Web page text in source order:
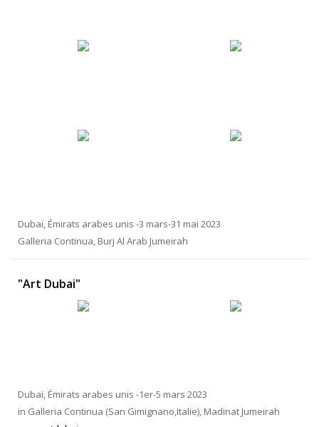
Dubaï, Émirats arabes unis -3 mars-31 mai 2023
Galleria Continua, Burj Al Arab Jumeirah
"Art Dubai"
Dubaï, Émirats arabes unis -1er-5 mars 2023
in Galleria Continua (San Gimignano,Italie), Madinat Jumeirah